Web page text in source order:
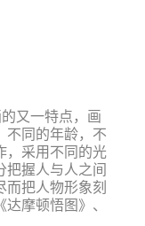
又一特点，画
不同的年龄，不
，采用不同的光
把握人与人之间
而把人物形象刻
摩顿悟图》、